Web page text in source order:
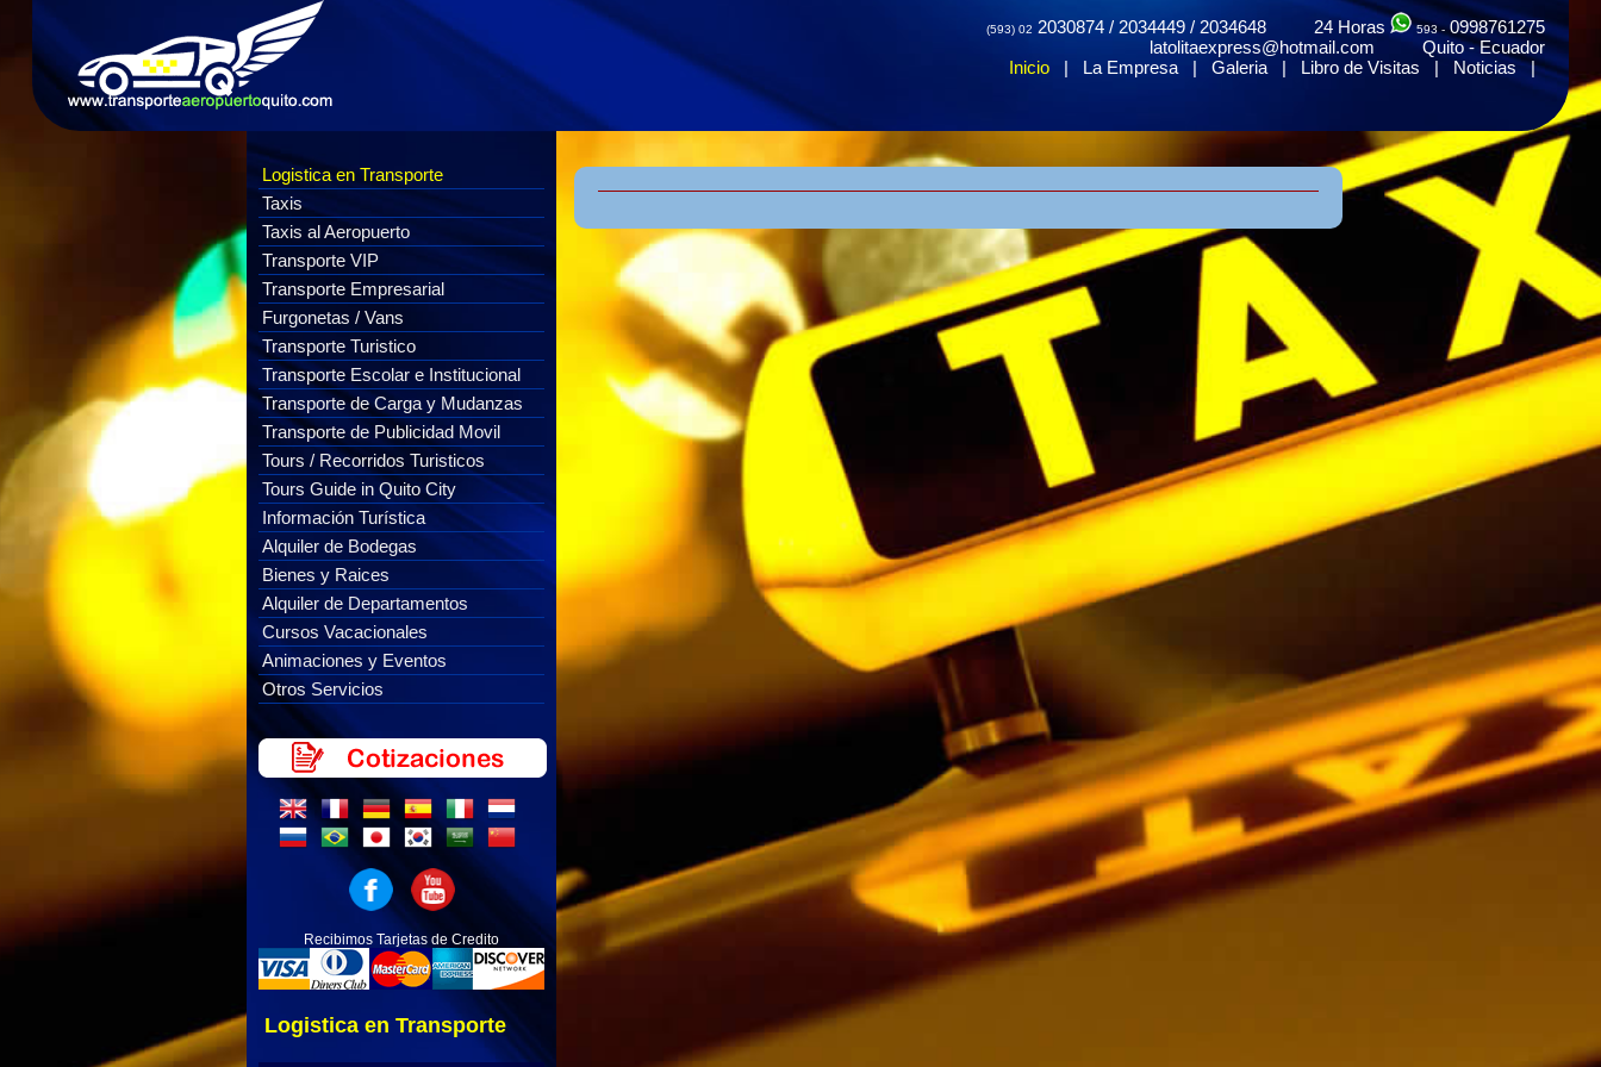
(593) 02 2030874 / 2034449 / 2034648 24 Horas 593 -0998761275
latolitaexpress@hotmail.com Quito - Ecuador
Inicio | La Empresa |Galeria | Libro de Visitas | Noticias|
Logistica en Transporte
Taxis
Taxis al Aeropuerto
Transporte VIP
Transporte Empresarial
Furgonetas / Vans
Transporte Turistico
Transporte Escolar e Institucional
Transporte de Carga y Mudanzas
Transporte de Publicidad Movil
Tours / Recorridos Turisticos
Tours Guide in Quito City
Información Turística
Alquiler de Bodegas
Bienes y Raices
Alquiler de Departamentos
Cursos Vacacionales
Animaciones y Eventos
Otros Servicios
Recibimos Tarjetas de Credito
Logistica en Transporte